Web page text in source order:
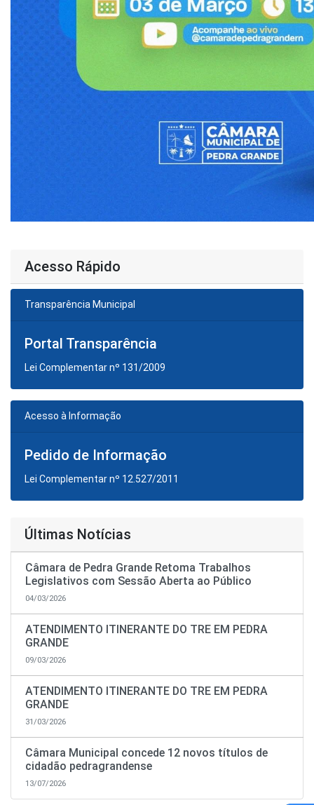
Acesso Rápido
Transparência Municipal
Portal Transparência
Lei Complementar nº 131/2009
Acesso à Informação
Pedido de Informação
Lei Complementar nº 12.527/2011
Últimas Notícias
Câmara de Pedra Grande Retoma Trabalhos
Legislativos com Sessão Aberta ao Público
04/03/2026
ATENDIMENTO ITINERANTE DO TRE EM PEDRA
GRANDE
09/03/2026
ATENDIMENTO ITINERANTE DO TRE EM PEDRA
GRANDE
31/03/2026
Câmara Municipal concede 12 novos títulos de
cidadão pedragrandense
13/07/2026